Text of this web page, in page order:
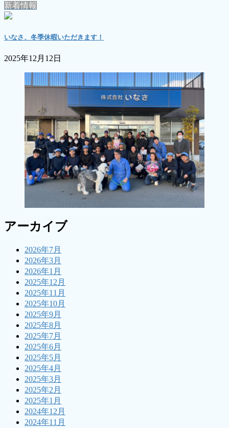
新着情報
いなさ、冬季休暇いただきます！
2025年12月12日
アーカイブ
2026年7月
2026年3月
2026年1月
2025年12月
2025年11月
2025年10月
2025年9月
2025年8月
2025年7月
2025年6月
2025年5月
2025年4月
2025年3月
2025年2月
2025年1月
2024年12月
2024年11月